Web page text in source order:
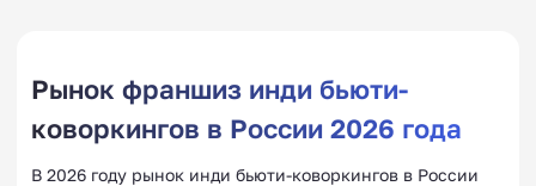
Рынок франшиз инди бьюти-
коворкингов в России 2026 года
В 2026 году рынок инди бьюти-коворкингов в России